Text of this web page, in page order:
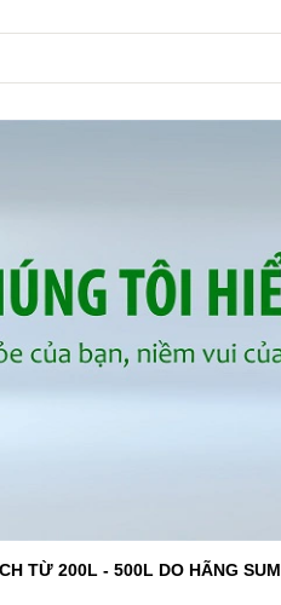
TỪ 200L - 500L DO HÃNG